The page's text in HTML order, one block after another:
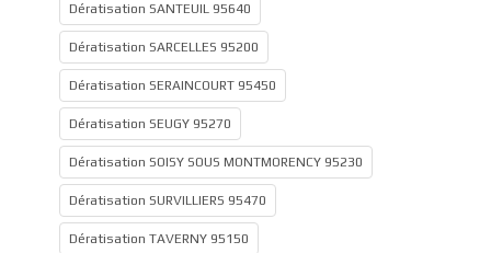
Dératisation SANTEUIL 95640
Dératisation SARCELLES 95200
Dératisation SERAINCOURT 95450
Dératisation SEUGY 95270
Dératisation SOISY SOUS MONTMORENCY 95230
Dératisation SURVILLIERS 95470
Dératisation TAVERNY 95150